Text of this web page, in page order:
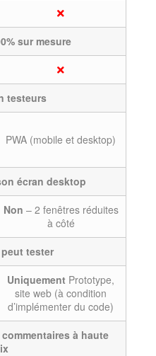
sur mesure
testeurs
PWA (mobile et desktop)
écran desktop
Non – 2 fenêtres réduites
à côté
peut tester
Uniquement Prototype,
site web (à condition
d’implémenter du code)
à haute